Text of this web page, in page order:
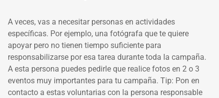
A veces, vas a necesitar personas en actividades
específicas. Por ejemplo, una fotógrafa que te quiere
apoyar pero no tienen tiempo suficiente para
responsabilizarse por esa tarea durante toda la campaña.
A esta persona puedes pedirle que realice fotos en 2 o 3
eventos muy importantes para tu campaña. Tip: Pon en
contacto a estas voluntarias con la persona responsable